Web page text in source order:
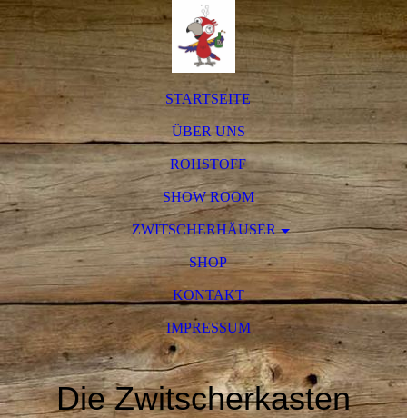
STARTSEITE
ÜBER UNS
ROHSTOFF
SHOW ROOM
ZWITSCHERHÄUSER
SHOP
KONTAKT
IMPRESSUM
Die Zwitscherkasten